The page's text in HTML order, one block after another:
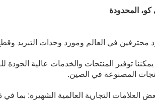
كو، المحدودة
محترفين في العالم ومورد وحدات التبريد
توفير المنتجات والخدمات عالية الجودة
المصنوعة في الصين.
العلامات التجارية العالمية الشهيرة: بما